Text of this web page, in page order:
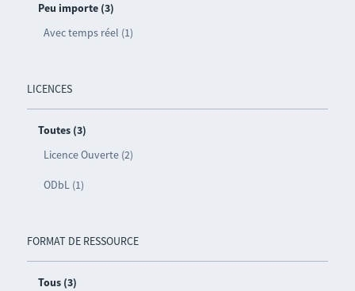
Peu importe (3)
Avec temps réel (1)
LICENCES
Toutes (3)
Licence Ouverte (2)
ODbL (1)
FORMAT DE RESSOURCE
Tous (3)